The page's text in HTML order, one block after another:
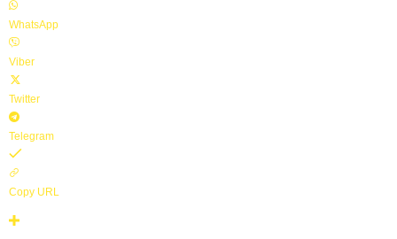
WhatsApp
Viber
Twitter
Telegram
Copy URL